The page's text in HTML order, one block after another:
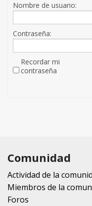
Nombre de usuario:
Contraseña:
Recordar mi
contraseña
Comunidad
Actividad de la
Miembros de la
Foros